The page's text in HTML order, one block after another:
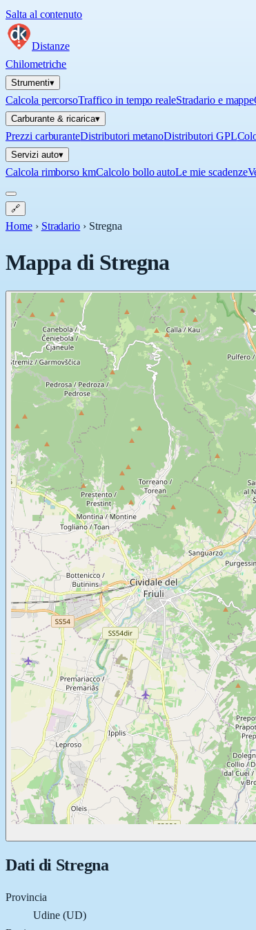
Salta al contenuto
Distanze
Chilometriche
Strumenti▾
Calcola percorsoTraffico in tempo realeStradario e mappe
Carburante & ricarica▾
Prezzi carburanteDistributori metanoDistributori GPL
Servizi auto▾
Calcola rimborso kmCalcolo bollo autoLe mie scadenze
🔗
Home › Stradario › Stregna
Mappa di Stregna
Dati di Stregna
Provincia
Udine (UD)